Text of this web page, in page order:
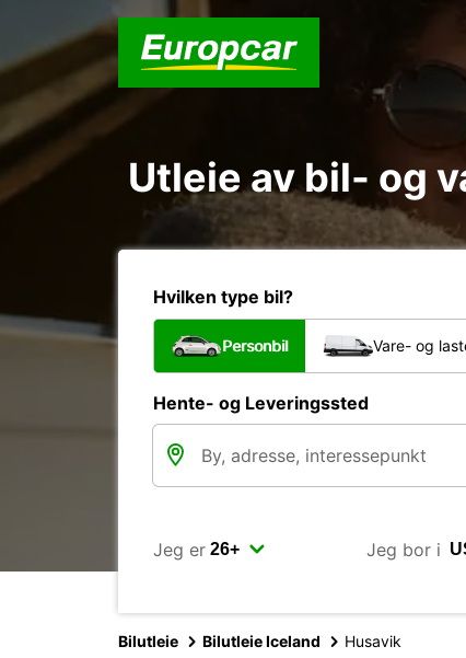
Utleie av bil- og
Hvilken type bil?
Personbil Vare- og
Hente- og Leveringssted
Jeg er Jeg bor i
Bilutleie Bilutleie Iceland Husavik